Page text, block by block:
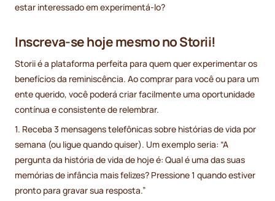
estar interessado em experimentá-lo?
Inscreva-se hoje mesmo no Storii!
Storii é a plataforma perfeita para quem quer experimentar os
benefícios da reminiscência. Ao comprar para você ou para um
ente querido, você poderá criar facilmente uma oportunidade
contínua e consistente de relembrar.
1. Receba 3 mensagens telefônicas sobre histórias de vida por
semana (ou ligue quando quiser). Um exemplo seria: “A
pergunta da história de vida de hoje é: Qual é uma das suas
memórias de infância mais felizes? Pressione 1 quando estiver
pronto para gravar sua resposta.”